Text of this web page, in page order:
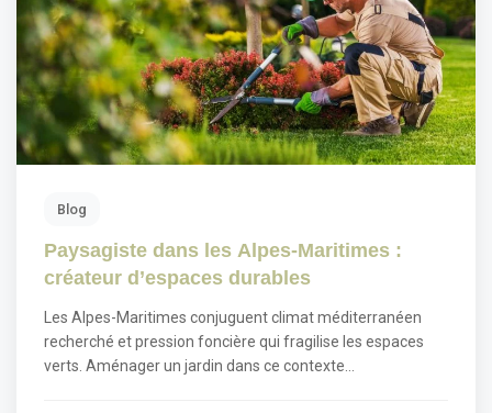
Blog
Paysagiste dans les Alpes-Maritimes :
créateur d’espaces durables
Les Alpes-Maritimes conjuguent climat méditerranéen
recherché et pression foncière qui fragilise les espaces
verts. Aménager un jardin dans ce contexte…